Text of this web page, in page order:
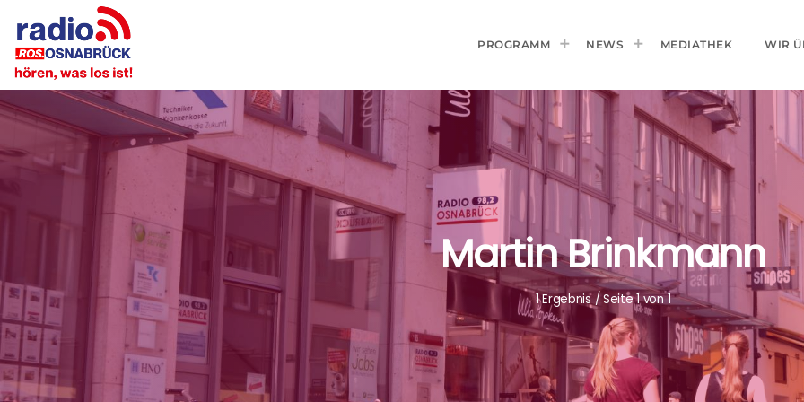
PROGRAMM NEWS MEDIATHEK WIR
Martin Brinkmann
1 Ergebnis / Seite 1 von 1